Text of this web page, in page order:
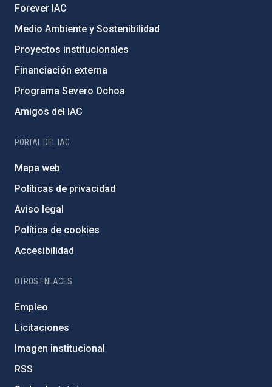
Forever IAC
Medio Ambiente y Sostenibilidad
Proyectos institucionales
Financiación externa
Programa Severo Ochoa
Amigos del IAC
PORTAL DEL IAC
Mapa web
Políticas de privacidad
Aviso legal
Política de cookies
Accesibilidad
OTROS ENLACES
Empleo
Licitaciones
Imagen institucional
RSS